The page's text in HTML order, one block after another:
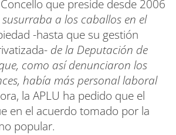
que preside desde 2006
a los caballos en el
-hasta que su gestión
de la Deputación de
como así denunciaron los
había más personal laboral
la APLU ha pedido que el
en el acuerdo tomado por la
popular.